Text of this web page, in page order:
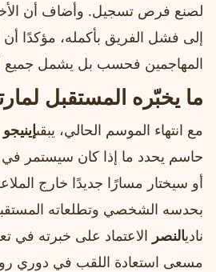
لصنع فرص تسجيل. وأضاف أن
إلى فشل الفريق بأكمله، مؤكدًا
المهاجمين فحسب بل يشمل جميع
ما يخبّره المستقبل
مع انتهاء الموسم الحالي، يبقىإينيجو
حاسم يحدد ما إذا كان سيستمر
أو سيختار مسارًا جديدًا خارج
بحدسه الشخصي وتطلعاته
ناديالنصر الاعتماد على خبرته في
مسعى استعادة اللقب في دوري